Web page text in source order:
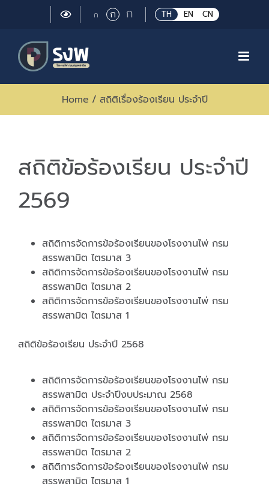
TH EN CN
กSmall
กRegular
font
ก Large
font
Home / สถิติเรื่องร้องเรียน ประจำปี
สถิติข้อร้องเรียน ประจำปี
2569
สถิติการจัดการข้อร้องเรียนของโรงงานไพ่ กรม
สรรพสามิต ไตรมาส 3
สถิติการจัดการข้อร้องเรียนของโรงงานไพ่ กรม
สรรพสามิต ไตรมาส 2
สถิติการจัดการข้อร้องเรียนของโรงงานไพ่ กรม
สรรพสามิต ไตรมาส 1
สถิติข้อร้องเรียน ประจำปี 2568
สถิติการจัดการข้อร้องเรียนของโรงงานไพ่ กรม
สรรพสามิต ประจำปีงบประมาณ 2568
สถิติการจัดการข้อร้องเรียนของโรงงานไพ่ กรม
สรรพสามิต ไตรมาส 3
สถิติการจัดการข้อร้องเรียนของโรงงานไพ่ กรม
สรรพสามิต ไตรมาส 2
สถิติการจัดการข้อร้องเรียนของโรงงานไพ่ กรม
สรรพสามิต ไตรมาส 1